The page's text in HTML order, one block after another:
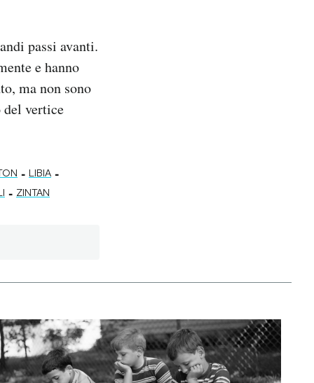
passi avanti.
e hanno
ma non sono
del vertice
- LIBIA -
- ZINTAN